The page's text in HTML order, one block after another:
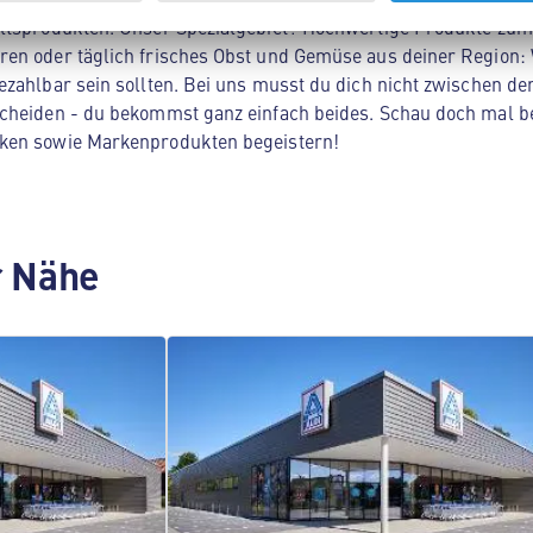
Unser Spezialgebiet? Hochwertige Produkte
oder täglich frisches Obst und Gemüse aus deiner
sein sollten. Bei uns musst du dich nicht zwischen
- du bekommst ganz einfach beides. Schau doch mal
sowie Markenprodukten begeistern!